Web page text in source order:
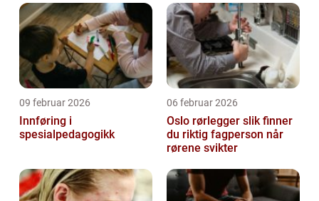
09 februar 2026
Innføring i
spesialpedagogikk
06 februar 2026
Oslo rørlegger slik finner
du riktig fagperson når
rørene svikter